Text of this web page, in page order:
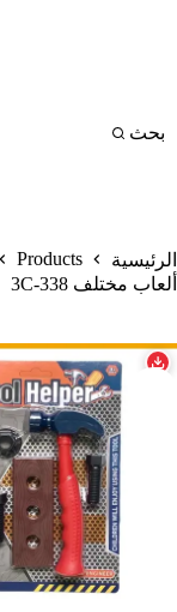
بحث
الرئيسية Products
ألعاب مختلف 338-3C